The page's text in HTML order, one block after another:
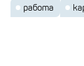
работа